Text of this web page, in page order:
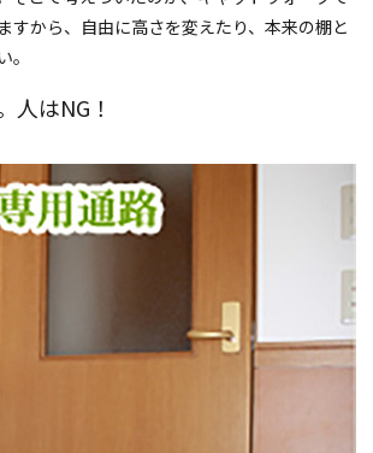
すから、自由に高さを変えたり、本来の棚と
人はNG！